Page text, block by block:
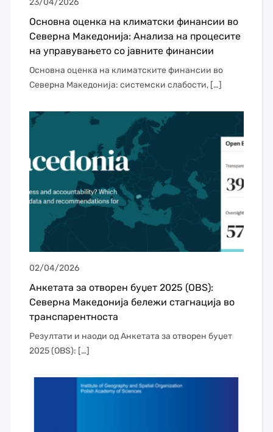
Основна оценка на климатски финансии во
Северна Македонија: Анализа на процесите
на управувањето со јавните финансии
Основна оценка на климатските финансии во
Северна Македонија: системски слабости, […]
02/04/2026
Анкетата за отворен буџет 2025 (OBS):
Северна Македонија бележи стагнација во
транспарентноста
Резултати и наоди од Анкетата за отворен буџет
2025 (OBS): […]